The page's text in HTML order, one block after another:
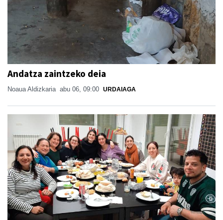
Andatza zaintzeko deia
Noaua Aldizkaria abu 06, 09:00 URDAIAGA